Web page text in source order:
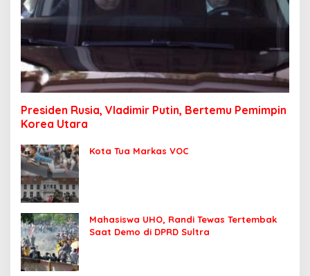
Presiden Rusia, Vladimir Putin, Bertemu Pemimpin
Korea Utara
Kota Tua Markas VOC
Mahasiswa UHO, Randi Tewas Tertembak
Saat Demo di DPRD Sultra